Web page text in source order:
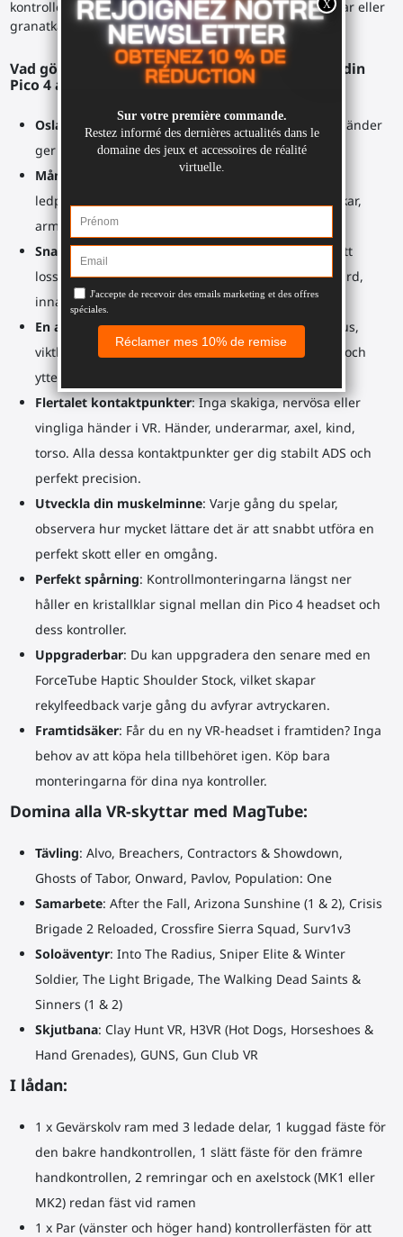
kontroller med magnetiska hållare för snabba omgångar eller
granatkast.
Vad gör MagTube VRgevärskolvså användbar i din
Pico 4 arsenal?
Oslagbar precision: Riktade kontroller och stabila händer
ger perfekt sikte ner längs siktet (ADS).
Mångsidig
: Justerbar ram med flera
ledpunkter för att anpassa sig till alla kroppsstorlekar,
armlängder och alla virtuella gevär.
Snabba omgångar: Vrid dina Pico 4 kontroller för att
lossa dem, ladda om eller utföra någon annan åtgärd,
innan du fäster dem tillbaka på ramen.
En axelrem som ett riktigt gevär: Immersionsbonus,
viktlättnad, mer säkerhet (inget
tappas) och
ytterligare kontaktpunkter för precist sikte.
Flertalet kontaktpunkter: Inga skakiga, nervösa eller
vingliga händer i VR. Händer, underarmar, axel, kind,
torso. Alla dessa kontaktpunkter ger dig stabilt ADS och
perfekt precision.
Utveckla din muskelminne: Varje gång du spelar,
observera hur mycket lättare det är att snabbt utföra en
perfekt skott eller en omgång.
Perfekt spårning: Kontrollmonteringarna längst ner
håller en kristallklar signal mellan din Pico 4 headset och
dess kontroller.
Uppgraderbar: Du kan uppgradera den senare med en
ForceTube Haptic Shoulder Stock, vilket skapar
rekylfeedback varje gång du avfyrar avtryckaren.
Framtidsäker: Får du en ny VR-headset i framtiden? Inga
behov av att köpa hela tillbehöret igen. Köp bara
monteringarna för dina nya kontroller.
Domina alla VR-skyttar med MagTube:
Tävling: Alvo, Breachers, Contractors & Showdown,
Ghosts of Tabor, Onward, Pavlov, Population: One
Samarbete: After the Fall, Arizona Sunshine (1 & 2), Crisis
Brigade 2 Reloaded, Crossfire Sierra Squad, Surv1v3
Soloäventyr: Into The Radius, Sniper Elite & Winter
Soldier, The Light Brigade, The Walking Dead Saints &
Sinners (1 & 2)
Skjutbana: Clay Hunt VR, H3VR (Hot Dogs, Horseshoes &
Hand Grenades), GUNS, Gun Club VR
I lådan:
1 x Gevärskolvram med 3 ledade delar, 1 kuggad fäste för
den bakre handkontrollen, 1 slätt fäste för den främre
handkontrollen, 2 remringar och en axelstock (MK1 eller
MK2) redan fäst vid ramen
1 x Par (vänster och höger hand) kontrollerfästen för att